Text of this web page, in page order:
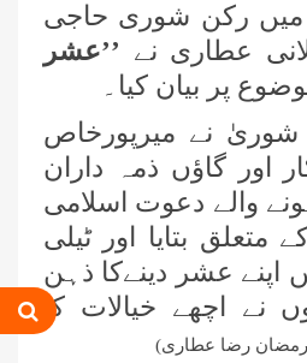
میں رکن شوری حاجی
عطاری نے ’’عشر
پر بیان کیا۔
شوریٰ نے میرپورخاص
اور گاؤں ذمہ داران
والے دعوت اسلامی
متعلق بتایا اور ٹیلی
اپنے عشر دینےکا ذہن
نے اچھے خیالات کا
رضا عطاری)